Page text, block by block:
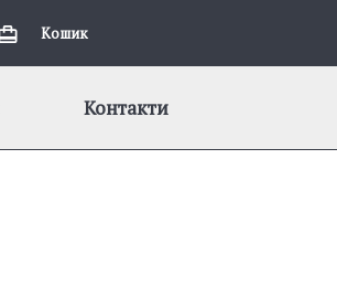
Кошик
Контакти